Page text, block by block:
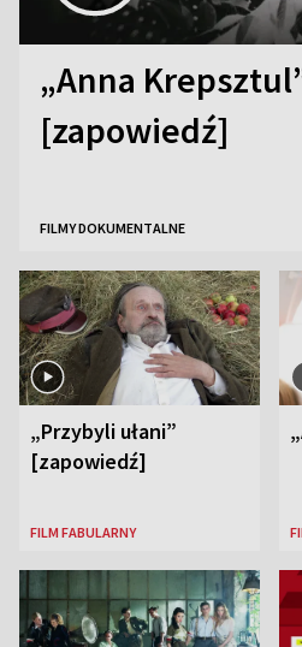
„Anna
[zapowiedź]
FILMY DOKUMENTALNE
„Przybyli ułani”
[zapowiedź]
FILM FABULARNY